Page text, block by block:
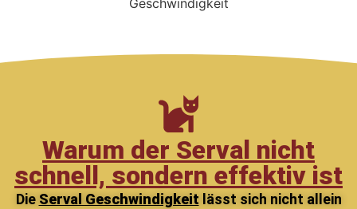
Warum der Serval nicht
schnell, sondern effektiv ist
Die Serval Geschwindigkeit lässt sich nicht allein